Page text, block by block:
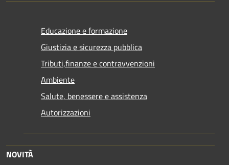
Educazione e formazione
Giustizia e sicurezza pubblica
Tributi,finanze e contravvenzioni
Ambiente
Salute, benessere e assistenza
Autorizzazioni
NOVITÀ